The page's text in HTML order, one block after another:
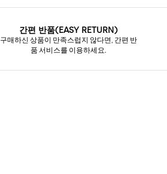
간편 반품(EASY RETURN)
구매하신 상품이 만족스럽지 않다면, 간편 반
품 서비스를 이용하세요.